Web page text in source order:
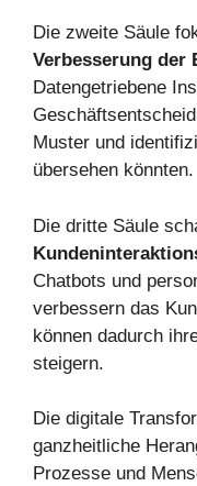
Die zweite Säule
Verbesserung der
Datengetriebene
Muster und
übersehen könnten.
Die dritte Säule
Chatbots und
verbessern das
können dadurch
steigern.
Die digitale
ganzheitliche
Prozesse und